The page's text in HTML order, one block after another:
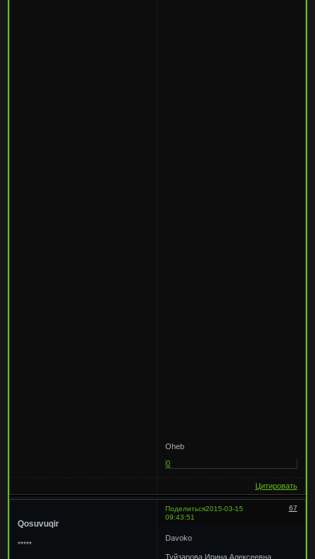
Oheb
0
Цитировать
Поделиться 67
2015-03-15
09:43:51
Qosuvuqir
*****
Davoko
Туйзарова Ирина Алексеевна